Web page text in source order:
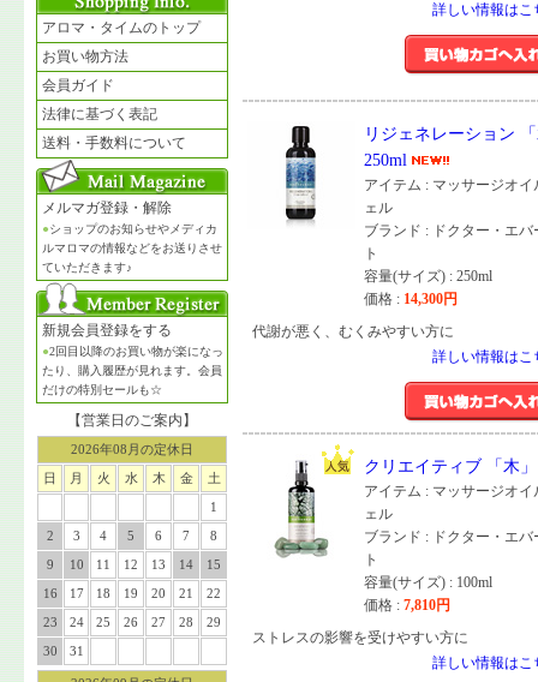
アロマ・タイムのトップ
お買い物方法
会員ガイド
法律に基づく表記
送料・手数料について
メルマガ登録・解除
●ショップのお知らせやメディカ
ルマロマの情報などをお送りさせ
ていただきます♪
新規会員登録をする
●2回目以降のお買い物が楽になっ
たり、購入履歴が見れます。会員
だけの特別セールも☆
【営業日のご案内】
2026年08月の定休日
日
月 火 水 木 金
土
1
2
3 4 5 6 7
8
9
10 11 12 13 14
15
16
17 18 19 20 21
22
23
24 25 26 27 28
29
30
31
詳しい情報はこ
リジェネレーション
250ml
アイテム : マッサージオイ
ェル
ブランド : ドクター・エバ
ト
容量(サイズ) : 250ml
価格 : 14,300円
代謝が悪く、むくみやすい方に
詳しい情報はこ
クリエイティブ 「木
アイテム : マッサージオイ
ェル
ブランド : ドクター・エバ
ト
容量(サイズ) : 100ml
価格 : 7,810円
ストレスの影響を受けやすい方に
詳しい情報はこ